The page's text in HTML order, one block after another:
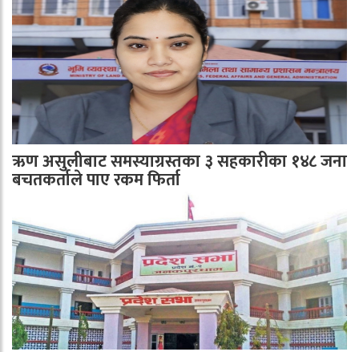
ऋण असुलीबाट समस्याग्रस्तका ३ सहकारीका १४८ जना
बचतकर्ताले पाए रकम फिर्ता